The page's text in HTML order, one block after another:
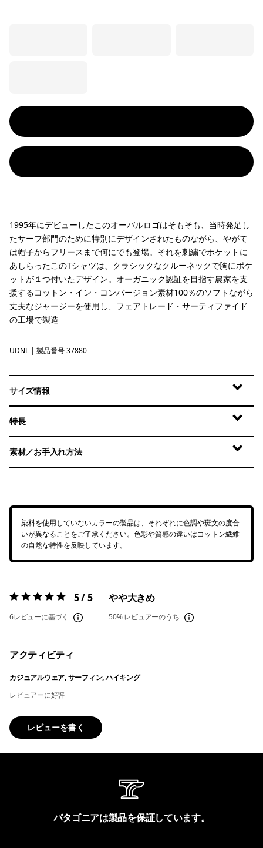
1995年にデビューしたこのオーバルロゴはそもそも、当時発足し
たサーフ部門のために特別にデザインされたものながら、やがて
は帽子からフリースまで何にでも登場。それを刺繍でポケットに
あしらったこのTシャツは、クラシックなクルーネックで胸にポケ
ットが１つ付いたデザイン。オーガニック認証を目指す農家を支
援するコットン・イン・コンバージョン素材100％のソフトながら
丈夫なジャージーを使用し、フェアトレード・サーティファイド
の工場で製造
Undyed Natural
UDNL | 製品番号 37880
サイズ情報
特長
素材／お手入れ方法
染料を使用していないカラーの製品は、それぞれに色調や斑文の度合
いが異なることをご了承ください。色彩や質感の違いはコットン繊維
の自然な特性を反映しています。
評価:5 / 5 5 / 5
6レビューに基づく
やや大きめ
50%レビュアーのうち
アクティビティ
カジュアルウェア, サーフィン, ハイキング
レビュアーに好評
レビューを書く
パタゴニアは製品を保証しています。